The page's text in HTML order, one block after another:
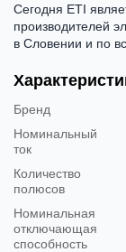
Сегодня ETI
производителей
в Словении и по
Бренд
Номинальный
ток
Количество
полюсов
Номинальная
отключающая
способность